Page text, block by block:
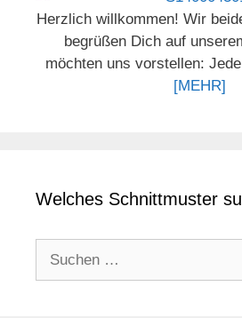
Herzlich willkommen! Wir
begrüßen Dich auf
möchten uns vorstellen:
[MEHR]
Welches Schnittmuster